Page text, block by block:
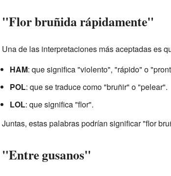
"Flor bruñida rápidamente"
Una de las interpretaciones más aceptadas es
HAM: que significa "violento", "rápido" o
POL: que se traduce como "bruñir" o "pelear".
LOL: que significa "flor".
Juntas, estas palabras podrían significar "flor
"Entre gusanos"